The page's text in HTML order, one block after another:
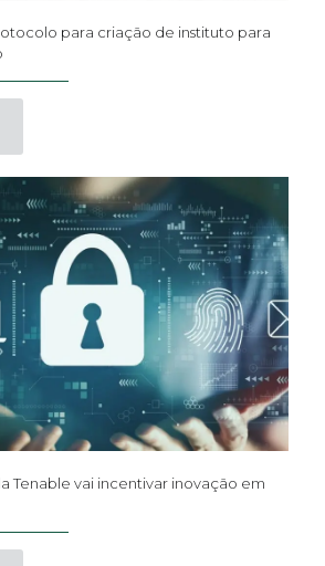
para criação de instituto para
Tenable vai incentivar inovação em